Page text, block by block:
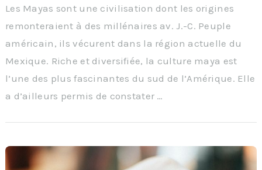
Les Mayas sont une civilisation dont les origines
remonteraient à des millénaires av. J.-C. Peuple
américain, ils vécurent dans la région actuelle du
Mexique. Riche et diversifiée, la culture maya est
l’une des plus fascinantes du sud de l’Amérique. Elle
a d’ailleurs permis de constater …